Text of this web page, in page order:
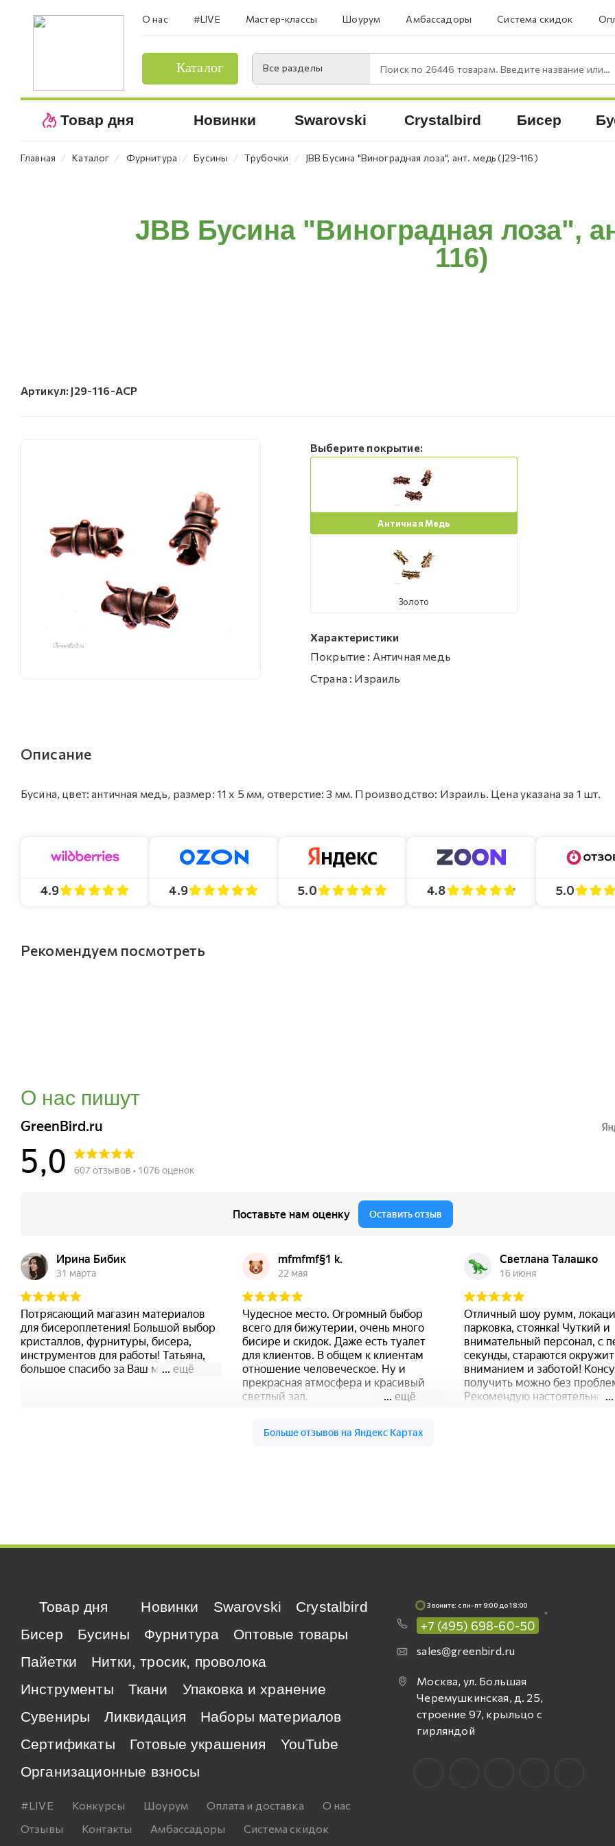
О нас #LIVE Мастер-классы Шоурум Амбассадоры Система скидок
Каталог Все разделы Поиск по 26446 товарам. Введите название или артикул.
Товар дня Новинки Swarovski Crystalbird Бисер
Главная ⁄ Каталог ⁄ Фурнитура ⁄ Бусины ⁄ Трубочки ⁄ JBB Бусина "Виноградная лоза", ант. медь (J29-116)
JBB Бусина "Виноградная лоза",
116)
Артикул: J29-116-ACP
Выберите покрытие:
Античная Медь
Золото
Характеристики
Покрытие : Античная медь
Страна : Израиль
Описание
Бусина, цвет: античная медь, размер: 11 х 5 мм, отверстие: 3 мм. Производство: Израиль. Цена указана за 1 шт.
4.9 4.9 5.0 4.8 5.0
Рекомендуем посмотреть
О нас пишут
Товар дня Новинки Swarovski
Crystalbird
Бисер
Бусины Фурнитура
Оптовые товары
Пайетки
Нитки, тросик, проволока
Инструменты
Ткани
Упаковка и хранение
Сувениры
Ликвидация
Наборы материалов
Сертификаты
Готовые украшения
YouTube
Организационные взносы
#LIVE Конкурсы Шоурум Оплата и доставка
О нас
Отзывы
Контакты Амбассадоры
Система скидок
Звоните: c пн-пт 9:00 до 18:00
+7 (495) 698-60-50
sales@greenbird.ru
Москва, ул. Большая
Черемушкинская, д. 25,
строение 97, крыльцо с
гирляндой